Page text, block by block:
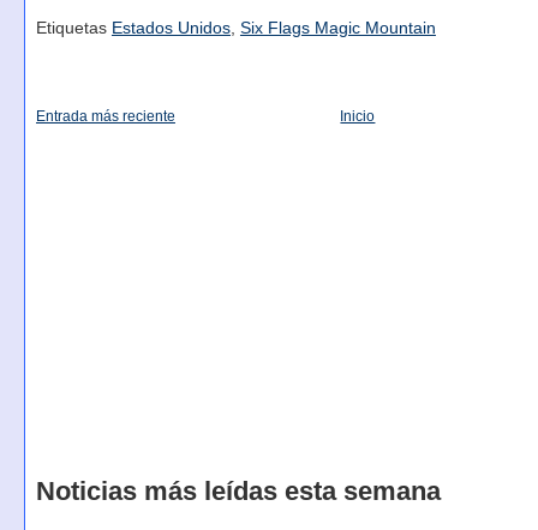
Etiquetas Estados Unidos, Six Flags Magic Mountain
Entrada más reciente Inicio
Noticias más leídas esta semana